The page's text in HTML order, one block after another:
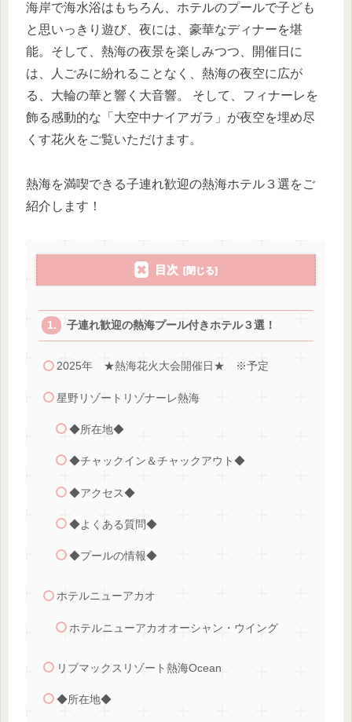
海岸で海水浴はもちろん、ホテルのプールで子ども
と思いっきり遊び、夜には、豪華なディナーを堪
能。そして、熱海の夜景を楽しみつつ、開催日に
は、人ごみに紛れることなく、熱海の夜空に広が
る、大輪の華と響く大音響。 そして、フィナーレを
飾る感動的な「大空中ナイアガラ」が夜空を埋め尽
くす花火をご覧いただけます。
熱海を満喫できる子連れ歓迎の熱海ホテル３選をご
紹介します！
目次
子連れ歓迎の熱海プール付きホテル３選！
2025年 ★熱海花火大会開催日★ ※予定
星野リゾートリゾナーレ熱海
◆所在地◆
◆チャックイン＆チャックアウト◆
◆アクセス◆
◆よくある質問◆
◆プールの情報◆
ホテルニューアカオ
ホテルニューアカオオーシャン・ウイング
リブマックスリゾート熱海Ocean
◆所在地◆